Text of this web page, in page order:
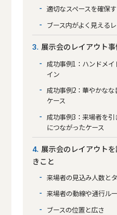
適切なスペースを確保
ブース内がよく見える
3 展示会のレイアウト
成功事例1：ハンドメ
イン
成功事例2：華やかな
ケース
成功事例3：来場者を
につながったケース
4 展示会のレイアウト
きこと
来場者の見込み人数と
来場者の動線や通行ル
ブースの位置と広さ